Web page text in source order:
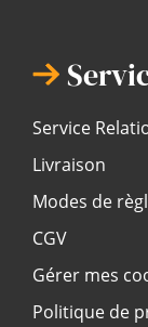
Service
Livraison
Modes de
CGV
Gérer mes
Politique de